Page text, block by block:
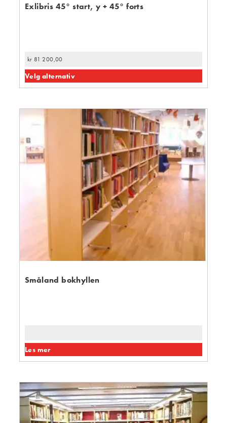
Exlibris 45° start, y + 45° forts
kr 81 200,00
Velg alternativ
Småland bokhyllen
Les mer